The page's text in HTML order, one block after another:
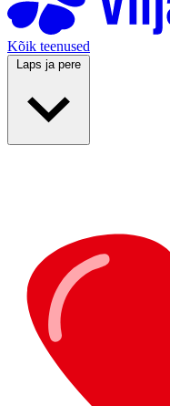
Kõik teenused
Laps ja pere